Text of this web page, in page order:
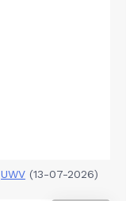
UWV (13-07-2026)